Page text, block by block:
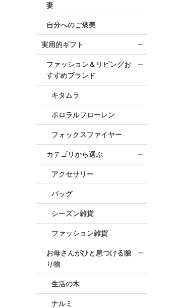
妻
自分へのご褒美
実用的ギフト
ファッション＆リビングお
すすめブランド
キタムラ
ポロラルフローレン
フォックスファイヤー
カテゴリから選ぶ
アクセサリー
バッグ
シーズン雑貨
ファッション雑貨
お母さんがひと息つける贈
り物
生活の木
ナルミ